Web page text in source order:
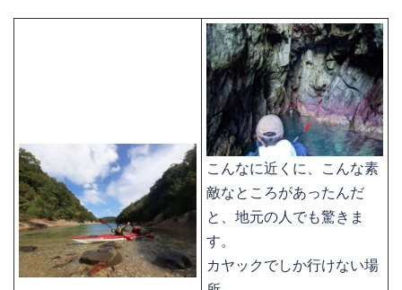
こんなに近くに、こんな素
敵なところがあったんだ
と、地元の人でも驚きま
す。
カヤックでしか行けない場